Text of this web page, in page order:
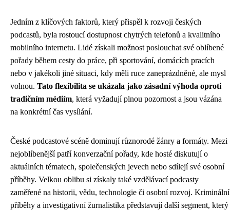
Jedním z klíčových faktorů, který přispěl k rozvoji českých
podcastů, byla rostoucí dostupnost chytrých telefonů a kvalitního
mobilního internetu. Lidé získali možnost poslouchat své oblíbené
pořady během cesty do práce, při sportování, domácích pracích
nebo v jakékoli jiné situaci, kdy měli ruce zaneprázdněné, ale mysl
volnou. Tato flexibilita se ukázala jako zásadní výhoda oproti
tradičním médiím, která vyžadují plnou pozornost a jsou vázána
na konkrétní čas vysílání.
České podcastové scéně dominují různorodé žánry a formáty. Mezi
nejoblíbenější patří konverzační pořady, kde hosté diskutují o
aktuálních tématech, společenských jevech nebo sdílejí své osobní
příběhy. Velkou oblibu si získaly také vzdělávací podcasty
zaměřené na historii, vědu, technologie či osobní rozvoj. Kriminální
příběhy a investigativní žurnalistika představují další segment, který